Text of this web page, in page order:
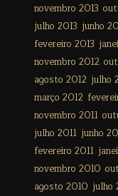
novembro 2013
julho 2013 junho
fevereiro 2013
novembro 2012
agosto 2012 julho
março 2012
novembro 2011
julho 2011 junho
fevereiro 2011
novembro 2010
agosto 2010 julho